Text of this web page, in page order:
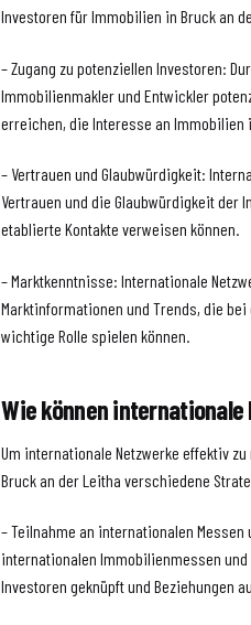
Investoren für Immobilien in Bruck an
– Zugang zu potenziellen Investoren:
Immobilienmakler und Entwickler
erreichen, die Interesse an Immobilien
– Vertrauen und Glaubwürdigkeit:
Vertrauen und die Glaubwürdigkeit der
etablierte Kontakte verweisen können.
– Marktkenntnisse: Internationale
Marktinformationen und Trends, die
wichtige Rolle spielen können.
Wie können
Um internationale Netzwerke effektiv
Bruck an der Leitha verschiedene
– Teilnahme an internationalen
internationalen Immobilienmessen und
Investoren geknüpft und Beziehungen